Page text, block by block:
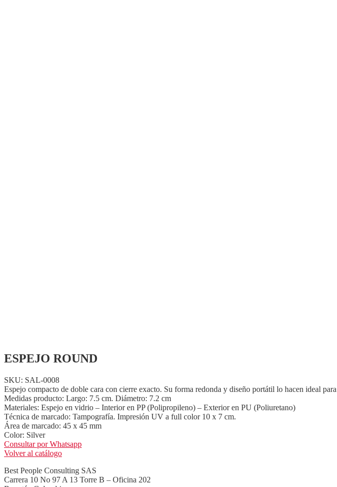
ESPEJO ROUND
SKU: SAL-0008
Espejo compacto de doble cara con cierre exacto. Su forma redonda y diseño portátil lo hacen ideal
Medidas producto: Largo: 7.5 cm. Diámetro: 7.2 cm
Materiales: Espejo en vidrio – Interior en PP (Polipropileno) – Exterior en PU (Poliuretano)
Técnica de marcado: Tampografía. Impresión UV a full color 10 x 7 cm.
Área de marcado: 45 x 45 mm
Color: Silver
Consultar por Whatsapp
Volver al catálogo
Best People Consulting SAS
Carrera 10 No 97 A 13 Torre B – Oficina 202